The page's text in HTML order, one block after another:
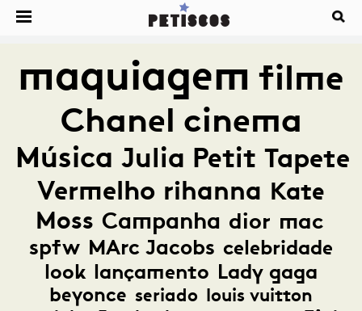
maquiagem filme
Chanel cinema
Música Julia Petit Tapete
Vermelho rihanna Kate
Moss Campanha dior mac
spfw MArc Jacobs celebridade
look lançamento Lady gaga
beyonce seriado louis vuitton